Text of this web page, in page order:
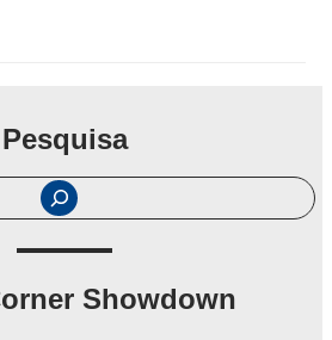
Pesquisa
Showdown